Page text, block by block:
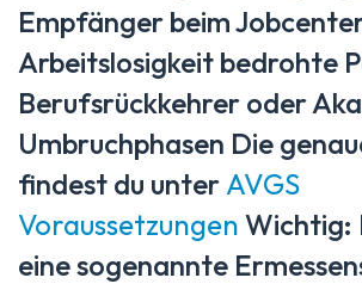
Empfänger beim
Arbeitslosigkeit bedrohte
Berufsrückkehrer oder
Umbruchphasen Die
findest du unter AVGS
Voraussetzungen Wichtig:
eine sogenannte